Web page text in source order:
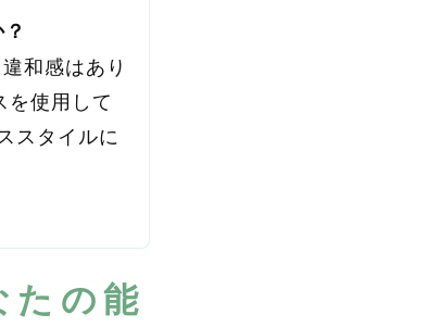
和感はあり
を使用して
スタイルに
たの能